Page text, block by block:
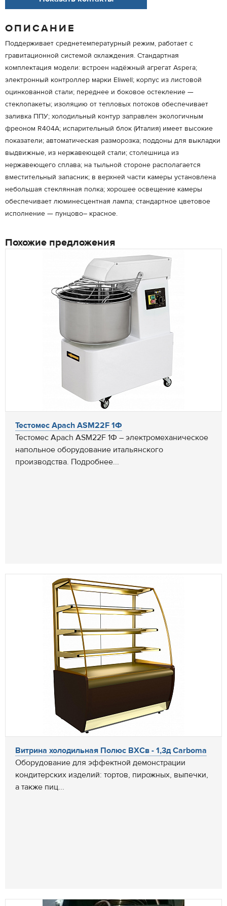
ОПИСАНИЕ
Поддерживает среднетемпературный режим, работает с
гравитационной системой охлаждения. Стандартная
комплектация модели: встроен надёжный агрегат Aspera;
электронный контроллер марки Eliwеll; корпус из листовой
оцинкованной стали; переднее и боковое остекление —
стеклопакеты; изоляцию от тепловых потоков обеспечивает
заливка ППУ; холодильный контур заправлен экологичным
фреоном R404А; испарительный блок (Италия) имеет высокие
показатели; автоматическая разморозка; поддоны для выкладки
выдвижные, из нержавеющей стали; столешница из
нержавеющего сплава; на тыльной стороне располагается
вместительный запасник; в верхней части камеры установлена
небольшая стеклянная полка; хорошее освещение камеры
обеспечивает люминесцентная лампа; стандартное цветовое
исполнение — пунцово– красное.
Похожие предложения
Тестомес Apach ASM22F 1Ф
Тестомес Apach ASM22F 1Ф – электромеханическое
напольное оборудование итальянского
производства. Подробнее...
Витрина холодильная Полюс ВХСв - 1,3д Carboma
Оборудование для эффектной демонстрации
кондитерских изделий: тортов, пирожных, выпечки,
а также пиц...